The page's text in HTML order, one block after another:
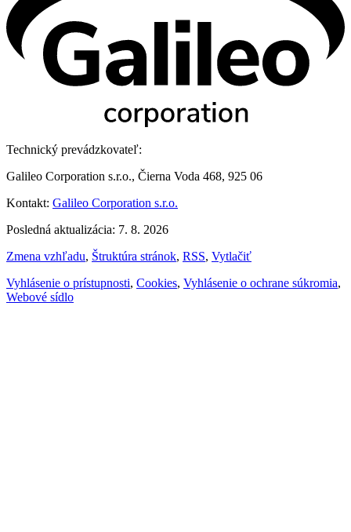
Technický prevádzkovateľ:
Galileo Corporation s.r.o., Čierna Voda 468, 925 06
Kontakt: Galileo Corporation s.r.o.
Posledná aktualizácia: 7. 8. 2026
Zmena vzhľadu, Štruktúra stránok, RSS, Vytlačiť
Vyhlásenie o prístupnosti, Cookies, Vyhlásenie o ochrane súkromia,
Webové sídlo